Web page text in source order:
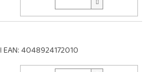
EAN:4048924172010